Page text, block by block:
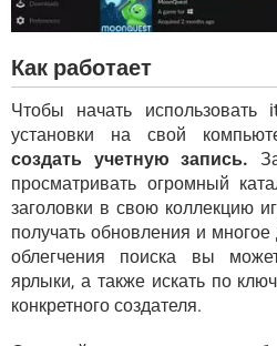
Как работает
Чтобы начать использовать
установки на свой
создать учетную запись.
просматривать огромный
заголовки в свою коллекцию
получать обновления и
облегчения поиска вы
ярлыки, а также искать по
конкретного создателя.